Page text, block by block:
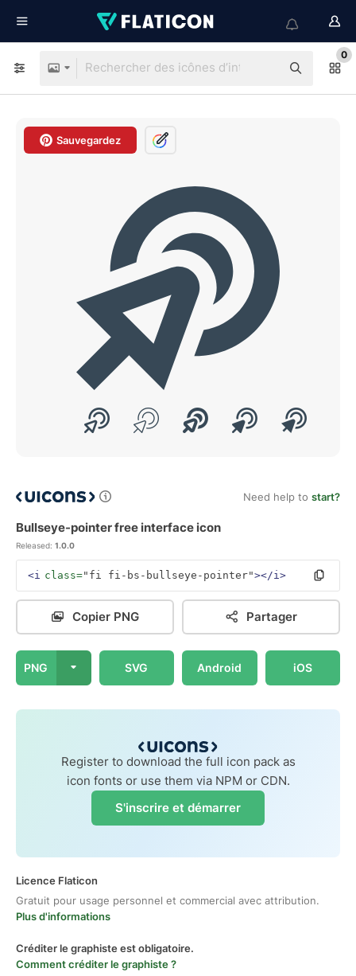
0
Sauvegardez
Need help to start?
Bullseye-pointer free interface icon
Released: 1.0.0
<i class="fi fi-bs-bullseye-pointer"></i>
Copier PNG Partager
PNG SVG Android iOS
Register to download the full icon pack as
icon fonts or use them via NPM or CDN.
S'inscrire et démarrer
Licence Flaticon
Gratuit pour usage personnel et commercial avec attribution.
Plus d'informations
Créditer le graphiste est obligatoire.
Comment créditer le graphiste ?